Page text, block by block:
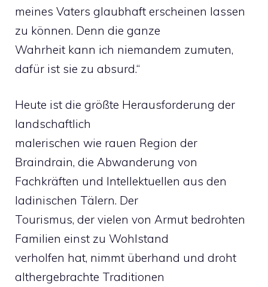
meines Vaters glaubhaft erscheinen lassen
zu können. Denn die ganze
Wahrheit kann ich niemandem zumuten,
dafür ist sie zu absurd.“
Heute ist die größte Herausforderung der
landschaftlich
malerischen wie rauen Region der
Braindrain, die Abwanderung von
Fachkräften und Intellektuellen aus den
ladinischen Tälern. Der
Tourismus, der vielen von Armut bedrohten
Familien einst zu Wohlstand
verholfen hat, nimmt überhand und droht
althergebrachte Traditionen